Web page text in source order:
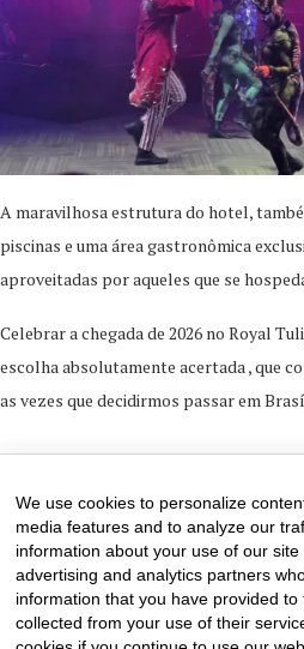
A maravilhosa estrutura do hotel,
piscinas e uma área gastronômica
aproveitadas por aqueles que se
Celebrar a chegada de 2026 no Royal
escolha absolutamente acertada , que
as vezes que decidirmos passar em
We use cookies to personalize
media features and to analyze our
information about your use of our site
advertising and analytics partners
information that you have provided
collected from your use of their